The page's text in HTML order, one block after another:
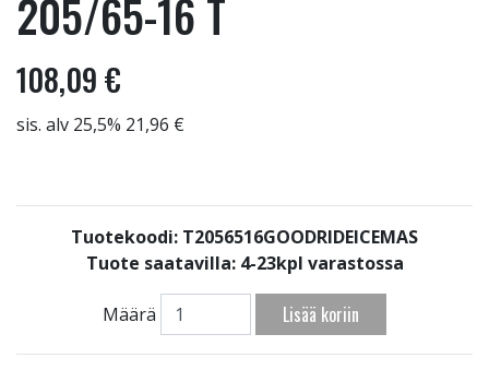
205/65-16 T
108,09 €
sis. alv 25,5% 21,96 €
Tuotekoodi: T2056516GOODRIDEICEMAS
Tuote saatavilla: 4-23kpl varastossa
Määrä Lisää koriin